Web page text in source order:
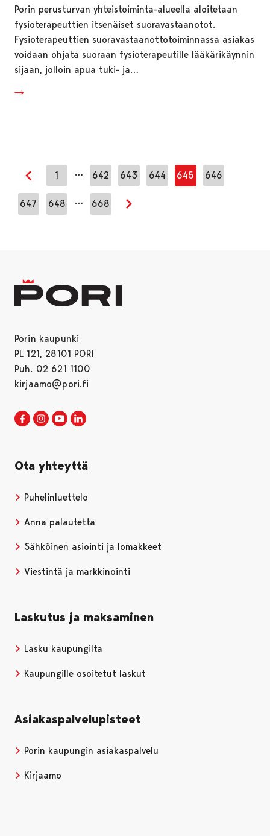
Porin perusturvan yhteistoiminta-alueella aloitetaan
fysioterapeuttien itsenäiset suoravastaanotot.
Fysioterapeuttien suoravastaanottotoiminnassa asiakas
voidaan ohjata suoraan fysioterapeutille lääkärikäynnin
sijaan, jolloin apua tuki- ja…
Edellinen sivu
1 … 642 643 644 645 646
647 648 … 668
Seuraava sivu
Porin kaupunki
PL 121, 28101 PORI
Puh. 02 621 1100
kirjaamo@pori.fi
Porin kaupunki Facebookissa
Avautuu uudessa välilehdessä
Porin kaupunki Instagramissa
Avautuu uudessa välilehdessä
Porin kaupunki Youtubessa
Avautuu uudessa välilehdessä
Ota yhteyttä
Puhelinluettelo
Anna palautetta
Sähköinen asiointi ja lomakkeet
Viestintä ja markkinointi
Laskutus ja maksaminen
Lasku kaupungilta
Kaupungille osoitetut laskut
Asiakaspalvelupisteet
Porin kaupungin asiakaspalvelu
Kirjaamo